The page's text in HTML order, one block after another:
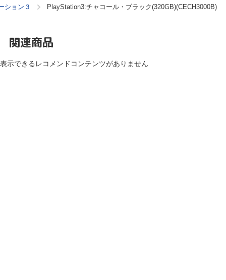
ション３ PlayStation3:チャコール・ブラック(320GB)(CECH3000B)
関連商品
表示できるレコメンドコンテンツがありません